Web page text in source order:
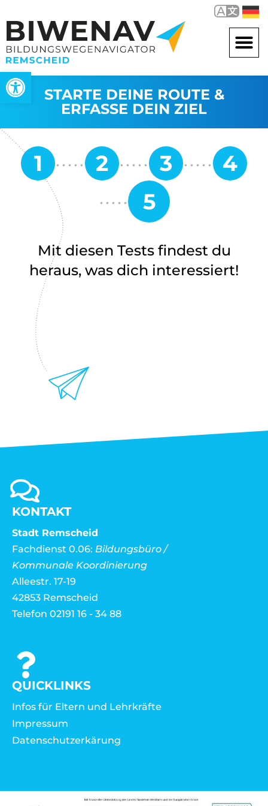
Werkzeugleiste öffnen
STARTE DEINE ROUTE &
ERFASSE DEIN ZIEL
Mit diesen Tests findest du
heraus, was dich interessiert!
KONTAKT
Stadt Remscheid
Fachdienst 0.06: Bildungsbüro /
Kommunale Koordinierung
Alleestr. 17-19
42853 Remscheid
Telefon 02191 16 - 34 88
QUICKLINKS
Infos für Eltern und Lehrkräfte
Impressum
Datenschutzerkärung